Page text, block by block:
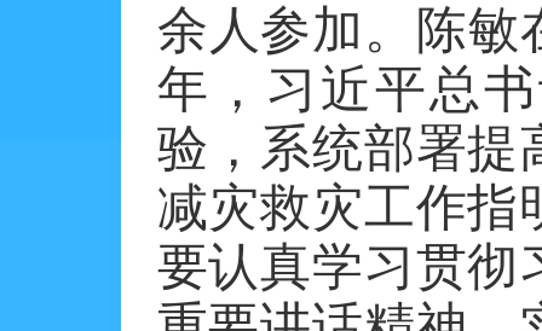
余人参加。陈敏
年，习近平总
验，系统部署提
减灾救灾工作指
要认真学习贯彻